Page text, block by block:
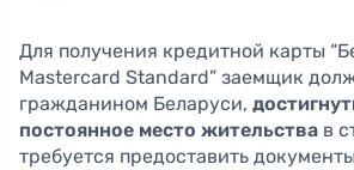
Для получения кредитной карты
Mastercard Standard” заемщик
гражданином Беларуси,
постоянное место жительства в
требуется предоставить